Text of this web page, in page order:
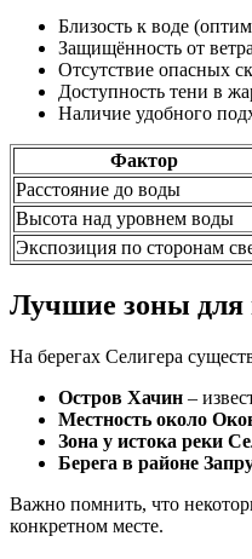
Близость к воде
Защищённость от
Отсутствие опасных
Доступность тени в
Наличие удобного
Фактор
Расстояние до воды
Высота над уровнем воды
Экспозиция по сторонам
Лучшие зоны для
На берегах Селигера
Остров Хачин –
Местность около
Зона у истока реки
Берега в районе
Важно помнить, что
конкретном месте.